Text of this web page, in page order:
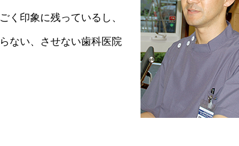
く印象に残っているし、
ない、させない歯科医院